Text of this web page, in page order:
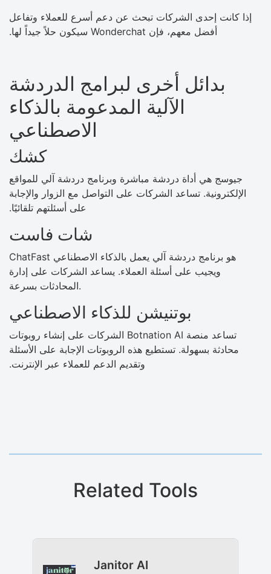
إذا كانت إحدى الشركات تبحث عن دعم أسرع للعملاء وتفاعل
أفضل معهم، فإن Wonderchat سيكون حلاً جيداً لها.
بدائل أخرى لبرامج الدردشة
الآلية المدعومة بالذكاء
الاصطناعي
كشك
جيوسج هي أداة دردشة مباشرة وبرنامج دردشة آلي للمواقع
الإلكترونية. تساعد الشركات على التواصل مع الزوار والإجابة
على أسئلتهم تلقائيًا.
شات فاست
ChatFast هو برنامج دردشة آلي يعمل بالذكاء الاصطناعي
ويجيب على أسئلة العملاء. يساعد الشركات على إدارة
المحادثات بسرعة.
بوتنيشن للذكاء الاصطناعي
تساعد منصة Botnation AI الشركات على إنشاء روبوتات
محادثة بسهولة. تستطيع هذه الروبوتات الإجابة على الأسئلة
وتقديم الدعم للعملاء عبر الإنترنت.
Related Tools
Janitor AI